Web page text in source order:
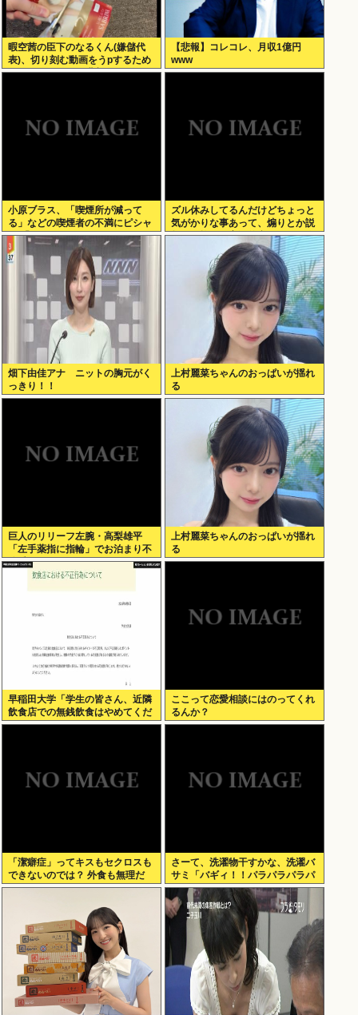
暇空茜の臣下のなるくん(嫌儲代
表)、切り刻む動画をうpするため
にストッキングを購入、ハサミを
【悲報】コレコレ、月収1億円
www
小原ブラス、「喫煙所が減って
る」などの喫煙者の不満にピシャ
リ 「じゃあやめれば？タバコなん
て家でだけ吸ってればいい」
ズル休みしてるんだけどちょっと
気がかりな事あって、煽りとか説
教とか抜きに客観的意見くれる人
だけきてくれ
畑下由佳アナ ニットの胸元がく
っきり！！
上村麗菜ちゃんのおっぱいが揺れ
る
巨人のリリーフ左腕・高梨雄平
「左手薬指に指輪」でお泊まり不
倫愛
上村麗菜ちゃんのおっぱいが揺れ
る
早稲田大学「学生の皆さん、近隣
飲食店での無銭飲食はやめてくだ
さい」
ここって恋愛相談にはのってくれ
るんか？
「潔癖症」ってキスもセクロスも
できないのでは？ 外食も無理だ
ろ。
さーて、洗濯物干すかな、洗濯バ
サミ「バギィ！！パラパラパラパ
ラ」